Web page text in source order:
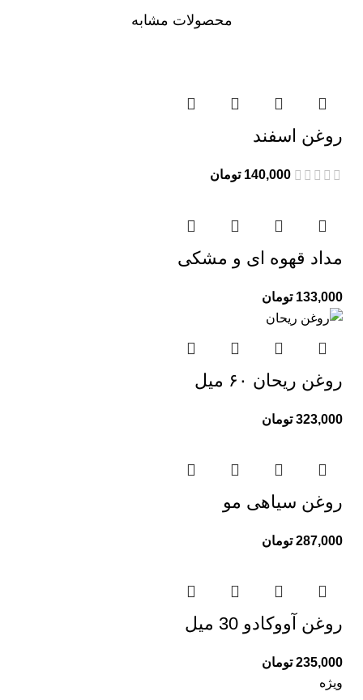
محصولات مشابه
روغن اسفند
140,000 تومان
مداد قهوه ای و مشکی
133,000 تومان
روغن ریحان ۶۰ میل
323,000 تومان
روغن سیاهی مو
287,000 تومان
روغن آووکادو 30 میل
235,000 تومان
ویژه